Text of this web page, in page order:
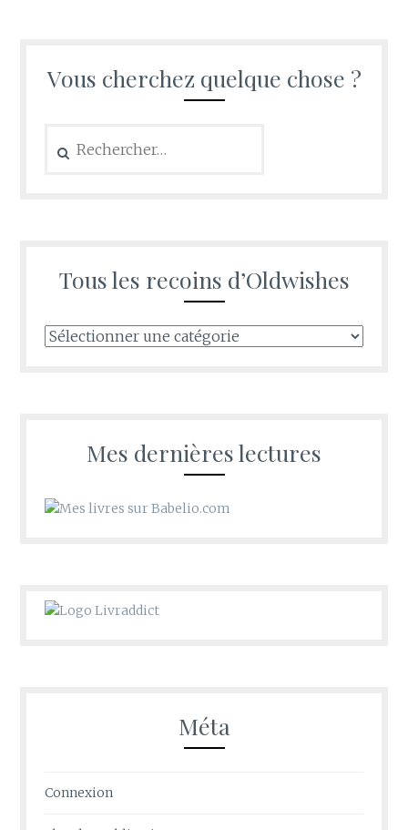
Vous cherchez quelque chose ?
Tous les recoins d’Oldwishes
Tous
Mes dernières lectures
Méta
Connexion